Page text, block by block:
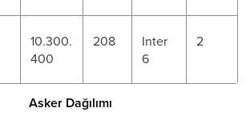
10.300.
400
208
Inter
6
2
Asker Dağılımı